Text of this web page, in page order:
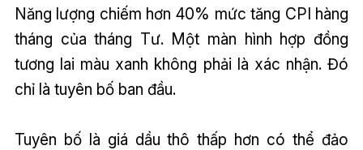
Năng lượng chiếm hơn 40% mức tăng CPI hàng
tháng của tháng Tư. Một màn hình hợp đồng
tương lai màu xanh không phải là xác nhận. Đó
chỉ là tuyên bố ban đầu.
Tuyên bố là giá dầu thô thấp hơn có thể đảo